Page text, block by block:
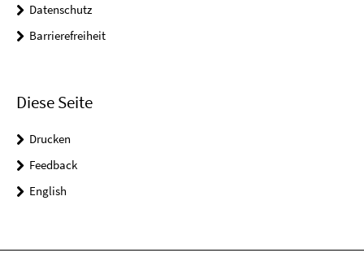
Datenschutz
Barrierefreiheit
Diese Seite
Drucken
Feedback
English